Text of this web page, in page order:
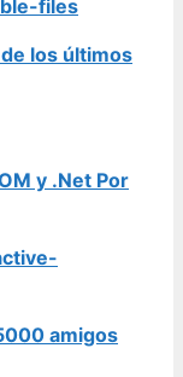
los últimos
y .Net Por
amigos